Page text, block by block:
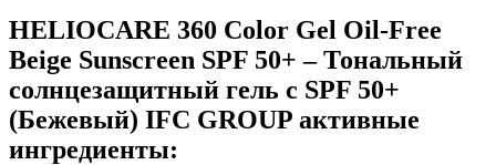
HELIOCARE 360 Color Gel Oil-Free
Beige Sunscreen SPF 50+ – Тональный
солнцезащитный гель с SPF 50+
(Бежевый) IFC GROUP активные
ингредиенты: